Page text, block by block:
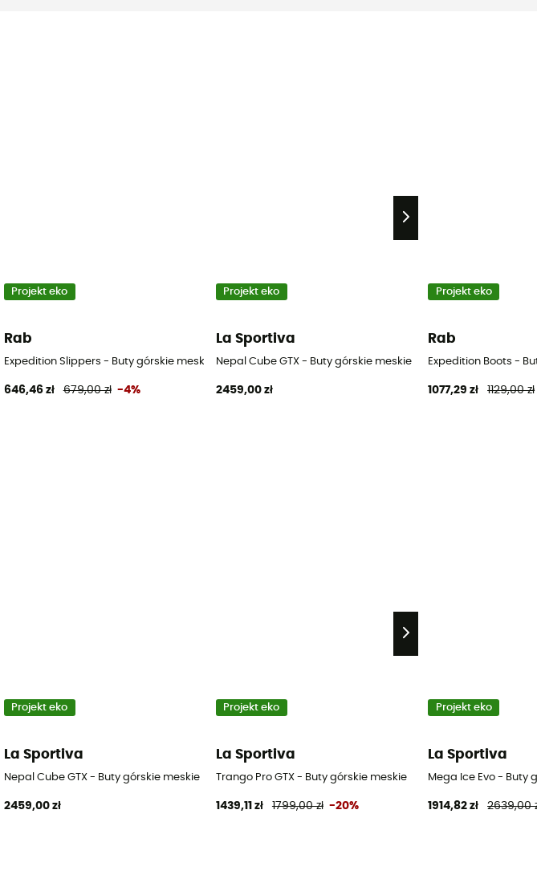
Projekt eko
Rab
Expedition Slippers - Buty górskie meskie
646,46 zł 679,00 zł -4%
Projekt eko
La Sportiva
Nepal Cube GTX - Buty górskie meskie
2459,00 zł
Projekt eko
Rab
Expedition Boots -
1077,29 zł 1129,00 zł
Projekt eko
La Sportiva
Nepal Cube GTX - Buty górskie meskie
2459,00 zł
Projekt eko
La Sportiva
Trango Pro GTX - Buty górskie meskie
1439,11 zł 1799,00 zł -20%
Projekt eko
La Sportiva
Mega Ice Evo - Buty
1914,82 zł 2639,00